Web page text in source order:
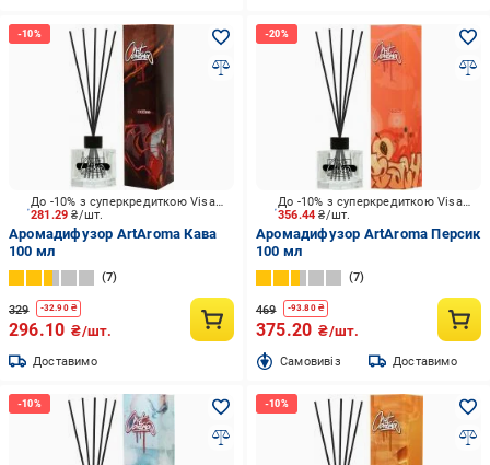
281.29₴/шт.
До -10% з суперкредиткою Visa Вигода
Аромадифузор ArtAroma Кава
100 мл
7
329 -32.90₴
296.10 ₴/шт.
Доставимо
356.44₴/шт.
До -10% з суперкредиткою Visa Вигода
Аромадифузор ArtAroma Персик
100 мл
7
469 -93.80₴
375.20 ₴/шт.
Cамовивіз Доставимо